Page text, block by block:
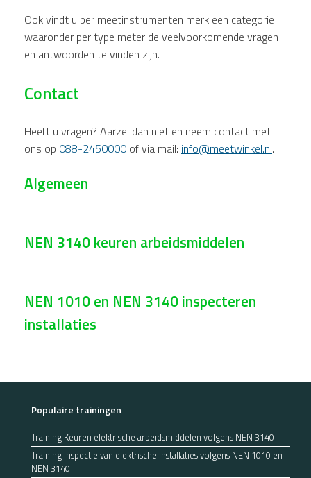
Ook vindt u per meetinstrumenten merk een categorie
waaronder per type meter de veelvoorkomende vragen
en antwoorden te vinden zijn.
Contact
Heeft u vragen? Aarzel dan niet en neem contact met
ons op 088-2450000 of via mail: info@meetwinkel.nl.
Algemeen
NEN 3140 keuren arbeidsmiddelen
NEN 1010 en NEN 3140 inspecteren
installaties
Populaire trainingen
Training Keuren elektrische arbeidsmiddelen volgens NEN 3140
Training Inspectie van elektrische installaties volgens NEN 1010 en
NEN 3140